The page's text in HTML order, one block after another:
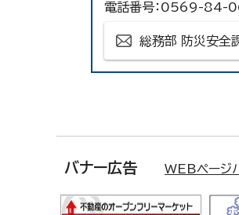
電話番号：0569-84-
総務部 防災安全
バナー広告 WEBページ